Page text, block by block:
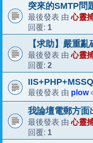
突來的SMTP問
最後發表 由心靈
回覆: 1
【求助】嚴重亂
最後發表 由心靈
回覆: 2
最後發表 由 plow
我論壇電郵方面
最後發表 由心靈
回覆: 1